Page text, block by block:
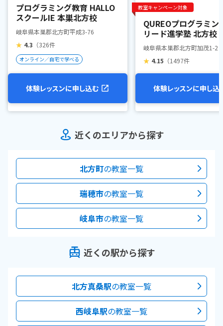
プログラミング教育 HALLO
スクールIE 本巣北方校
岐阜県本巣郡北方町平成3-76
★ 4.3 （326件
オンライン／自宅で学べる
体験レッスンに申し込む
教室キャンペーン対象
QUREOプログラミン
リード進学塾 北方校
岐阜県本巣郡北方町加茂1-2
★ 4.15 （1497件
体験レッスンに申し込
近くのエリアから探す
北方町の教室一覧
瑞穂市の教室一覧
岐阜市の教室一覧
近くの駅から探す
北方真桑駅の教室一覧
西岐阜駅の教室一覧